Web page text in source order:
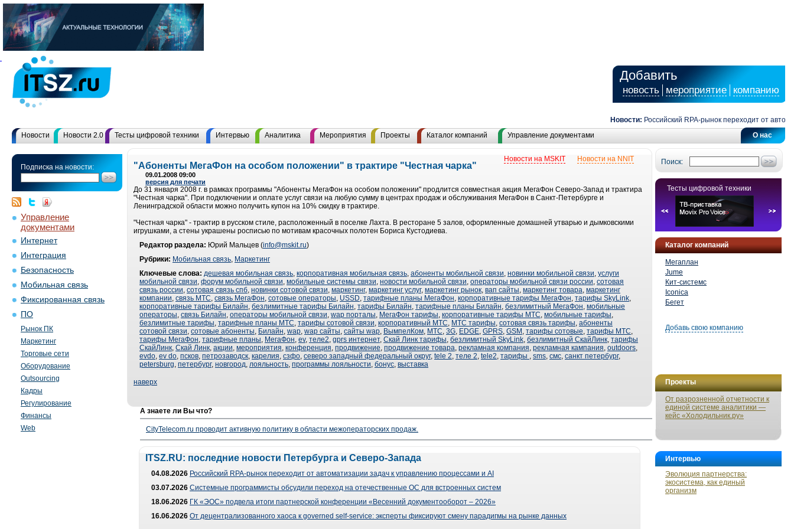
Добавить
новость мероприятие компанию
Новости: Российский RPA-рынок переходит от
О нас
Новости Новости 2.0 Тесты цифровой техники Интервью Аналитика Мероприятия Проекты Каталог компаний Управление документами
Подписка на новости:
Управление
документами
Интернет
Интеграция
Безопасность
Мобильная связь
Фиксированная связь
ПО
Рынок ПК
Маркетинг
Торговые сети
Оборудование
Outsourcing
Кадры
Регулирование
Финансы
Web
Поиск:
Тесты цифровой техники
Каталог компаний
Мегаплан
Jume
Кит-системс
Iconica
Бегет
Добавь свою компанию
Проекты
От разрозненной отчетности к
единой системе аналитики —
кейс «Холодильник.ру»
Интервью
Эволюция партнерства:
экосистема, как единый
организм
Новости на NNIT
Новости на MSKIT
"Абоненты МегаФон на особом положении" в трактире "Честная чарка"
09.01.2008 09:00
версия для печати
До 31 января 2008 г. в рамках программы "Абоненты МегаФон на особом положении" продлится совместная акция МегаФон Северо-Запад и трактира
"Честная чарка". При подключении и оплате услуг связи на любую сумму в центрах продаж и обслуживания МегаФон в Санкт-Петербурге и
Ленинградской области можно получить купон на 10% скидку в трактире.
"Честная чарка" - трактир в русском стиле, расположенный в поселке Лахта. В ресторане 5 залов, оформленные домашней утварью и дымковскими
игрушками, а стены украшены росписью по мотивам красочных полотен Бориса Кустодиева.
Редактор раздела: Юрий Мальцев (info@mskit.ru)
Рубрики: Мобильная связь, Маркетинг
Ключевые слова: дешевая мобильная связь, корпоративная мобильная связь, абоненты мобильной связи, новинки мобильной связи, услуги
мобильной связи, форум мобильной связи, мобильные системы связи, новости мобильной связи, операторы мобильной связи россии, сотовая
связь россии, сотовая связь спб, новинки сотовой связи, маркетинг, маркетинг услуг, маркетинг рынок, вап сайты, маркетинг товара, маркетинг
компании, связь МТС, связь МегаФон, сотовые операторы, USSD, тарифные планы МегаФон, корпоративные тарифы МегаФон, тарифы SkyLink,
корпоративные тарифы Билайн, безлимитные тарифы Билайн, тарифы Билайн, тарифные планы Билайн, безлимитный МегаФон, мобильные
операторы, связь Билайн, операторы мобильной связи, wap порталы, МегаФон тарифы, корпоративные тарифы МТС, мобильные тарифы,
безлимитные тарифы, тарифные планы МТС, тарифы сотовой связи, корпоративный МТС, МТС тарифы, сотовая связь тарифы, абоненты
сотовой связи, сотовые абоненты, Билайн, wap, wap сайты, сайты wap, ВымпелКом, МТС, 3G, EDGE, GPRS, GSM , тарифы сотовые, тарифы МТС,
тарифы МегаФон, тарифные планы, МегаФон, ev, теле2, gprs интернет, Скай Линк тарифы, безлимитный SkyLink, безлимитный СкайЛинк, тарифы
СкайЛинк, Скай Линк, акции, мероприятия, конференция, продвижение, продвижение товара, рекламная компания, рекламная кампания, outdoors,
evdo, ev do, псков, петрозаводск, карелия, сзфо, северо западный федеральный округ, tele 2, теле 2, tele2, тарифы , sms, смс, санкт петербург,
petersburg, петербург, новгород, лояльность, программы лояльности, бонус, выставка
наверх
А знаете ли Вы что?
CityTelecom.ru проводит активную политику в области межоператорских продаж.
ITSZ.RU: последние новости Петербурга и Северо-Запада
04.08.2026 Российский RPA-рынок переходит от автоматизации задач к управлению процессами и AI
03.07.2026 Системные программисты обсудили переход на отечественные ОС для встроенных систем
18.06.2026 ГК «ЭОС» подвела итоги партнерской конференции «Весенний документооборот – 2026»
16.06.2026 От децентрализованного хаоса к governed self-service: эксперты фиксируют смену парадигмы на рынке данных